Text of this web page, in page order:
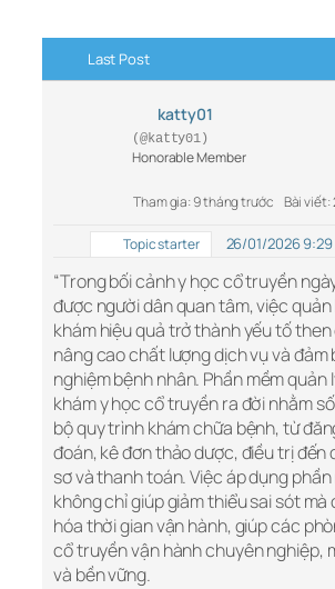
Last Post
katty01
(@katty01)
Honorable Member
Tham gia: 9 tháng trước Bài viết:
Topic starter 26/01/2026
“Trong bối cảnh y học cổ truyền
được người dân quan tâm, việc quản
khám hiệu quả trở thành yếu tố
nâng cao chất lượng dịch vụ và đảm
nghiệm bệnh nhân. Phần mềm quản
khám y học cổ truyền ra đời nhằm
bộ quy trình khám chữa bệnh, từ
đoán, kê đơn thảo dược, điều trị đến
sơ và thanh toán. Việc áp dụng
không chỉ giúp giảm thiểu sai sót mà
hóa thời gian vận hành, giúp các
cổ truyền vận hành chuyên nghiệp,
và bền vững.